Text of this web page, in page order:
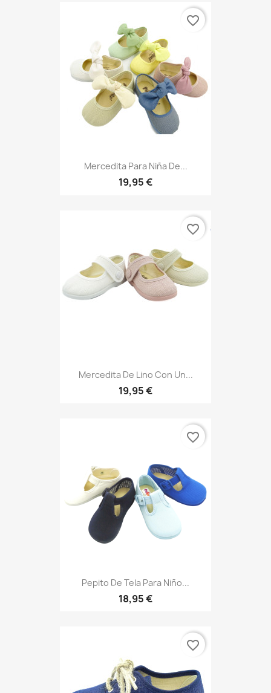
Mercedita Para Niña De...
19,95 €
favorite_border
Mercedita De Lino Con Un...
19,95 €
favorite_border
Pepito De Tela Para Niño...
18,95 €
favorite_border
favorite_border